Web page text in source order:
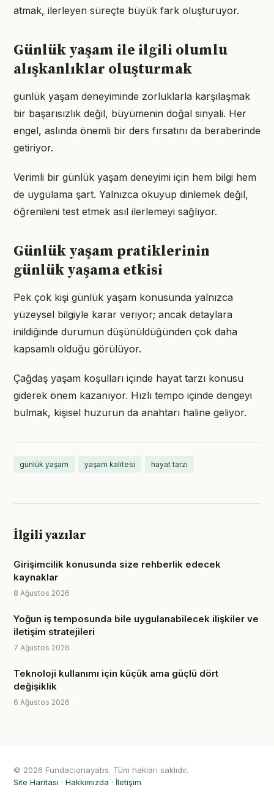
atmak, ilerleyen süreçte büyük fark oluşturuyor.
Günlük yaşam ile ilgili olumlu
alışkanlıklar oluşturmak
günlük yaşam deneyiminde zorluklarla karşılaşmak
bir başarısızlık değil, büyümenin doğal sinyali. Her
engel, aslında önemli bir ders fırsatını da beraberinde
getiriyor.
Verimli bir günlük yaşam deneyimi için hem bilgi hem
de uygulama şart. Yalnızca okuyup dinlemek değil,
öğrenileni test etmek asıl ilerlemeyi sağlıyor.
Günlük yaşam pratiklerinin
günlük yaşama etkisi
Pek çok kişi günlük yaşam konusunda yalnızca
yüzeysel bilgiyle karar veriyor; ancak detaylara
inildiğinde durumun düşünüldüğünden çok daha
kapsamlı olduğu görülüyor.
Çağdaş yaşam koşulları içinde hayat tarzı konusu
giderek önem kazanıyor. Hızlı tempo içinde dengeyi
bulmak, kişisel huzurun da anahtarı haline geliyor.
günlük yaşam yaşam kalitesi hayat tarzı
İlgili yazılar
Girişimcilik konusunda size rehberlik edecek
kaynaklar
8 Ağustos 2026
Yoğun iş temposunda bile uygulanabilecek ilişkiler ve
iletişim stratejileri
7 Ağustos 2026
Teknoloji kullanımı için küçük ama güçlü dört
değişiklik
6 Ağustos 2026
© 2026 Fundacionayabs. Tüm hakları saklıdır.
Site Haritası · Hakkımızda · İletişim